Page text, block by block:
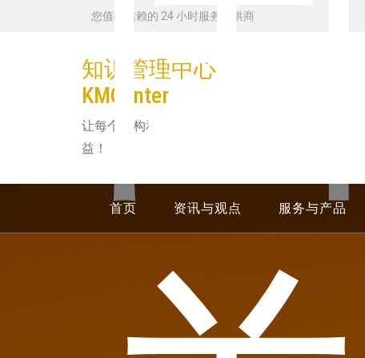
您值得信赖的 24 小时服务提供商
知识管理中心
KMCenter
让每个机构和个人都从知识管理中获
益！
首页 资讯与观点 服务与产品